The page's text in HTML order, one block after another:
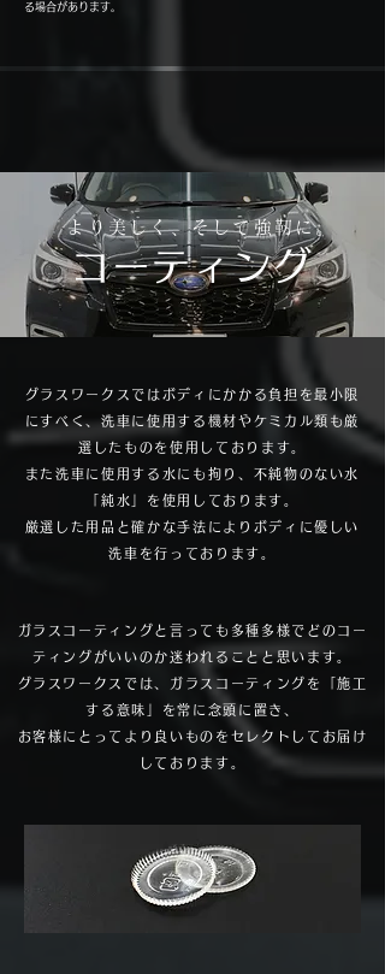
る場合があります。
より美しく、そして強靭に。
コーティング
グラスワークスではボディにかかる負担を最小限
にすべく、洗車に使用する機材やケミカル類も厳
選したものを使用しております。
また洗車に使用する水にも拘り、不純物のない水
「純水」を使用しております。
厳選した用品と確かな手法によりボディに優しい
洗車を行っております。
ガラスコーティングと言っても多種多様でどのコー
ティングがいいのか迷われることと思います。
グラスワークスでは、ガラスコーティングを「施工
する意味」を常に念頭に置き、
お客様にとってより良いものをセレクトしてお届け
しております。